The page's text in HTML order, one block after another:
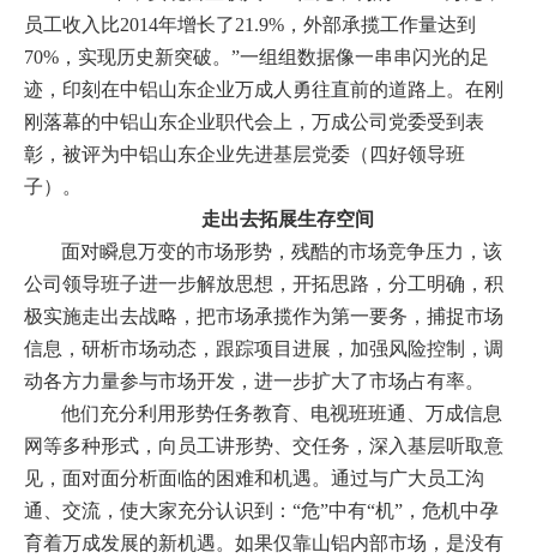
镁钛
地矿 建设
党建工作
企业文化
行情报价
数字报
员工收入比2014年增长了21.9% ，外部承揽工作量达到
70% ，实现历史新突破。 ”一组组数据像一串串闪光的足
迹，印刻在中铝山东企业万成人勇往直前的道路上。 在刚
刚落幕的中铝山东企业职代会上，万成公司党委受到表
彰，被评为中铝山东企业先进基层党委（四好领导班
子）。
走出去拓展生存空间
面对瞬息万变的市场形势，残酷的市场竞争压力，该
公司领导班子进一步解放思想，开拓思路，分工明确，积
极实施走出去战略，把市场承揽作为第一要务，捕捉市场
信息，研析市场动态，跟踪项目进展，加强风险控制，调
动各方力量参与市场开发，进一步扩大了市场占有率。
他们充分利用形势任务教育、电视班班通、万成信息
网等多种形式，向员工讲形势、交任务，深入基层听取意
见，面对面分析面临的困难和机遇。通过与广大员工沟
通、交流，使大家充分认识到：“危”中有“机”，危机中孕
育着万成发展的新机遇。如果仅靠山铝内部市场，是没有